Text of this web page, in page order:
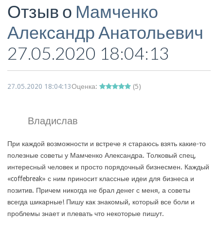
Красота Здоровье Остальное
Отзыв о Мамченко
Александр Анатольевич
27.05.2020 18:04:13
27.05.2020 18:04:13Оценка: (5)
Владислав
При каждой возможности и встрече я стараюсь взять какие-то
полезные советы у Мамченко Александра. Толковый спец,
интересный человек и просто порядочный бизнесмен. Каждый
«coffebreak» с ним приносит классные идеи для бизнеса и
позитив. Причем никогда не брал денег с меня, а советы
всегда шикарные! Пишу как знакомый, который все боли и
проблемы знает и плевать что некоторые пишут.